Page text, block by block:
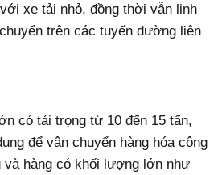
xe tải nhỏ, đồng thời vẫn linh
trên các tuyến đường liên
có tải trọng từ 10 đến 15 tấn,
để vận chuyển hàng hóa công
và hàng có khối lượng lớn như